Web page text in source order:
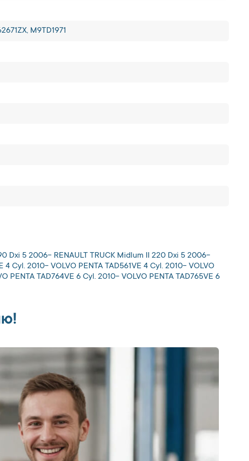
M9TD1971
Dxi 5 2006- RENAULT TRUCK Midlum II 220 Dxi 5 2006-
Cyl. 2010- VOLVO PENTA TAD561VE 4 Cyl. 2010- VOLVO
PENTA TAD764VE 6 Cyl. 2010- VOLVO PENTA TAD765VE 6